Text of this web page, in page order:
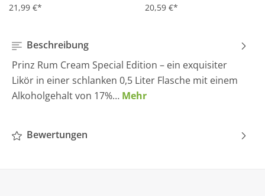
21,99 €* 20,59 €*
Beschreibung
Prinz Rum Cream Special Edition – ein exquisiter
Likör in einer schlanken 0,5 Liter Flasche mit einem
Alkoholgehalt von 17%… Mehr
Bewertungen